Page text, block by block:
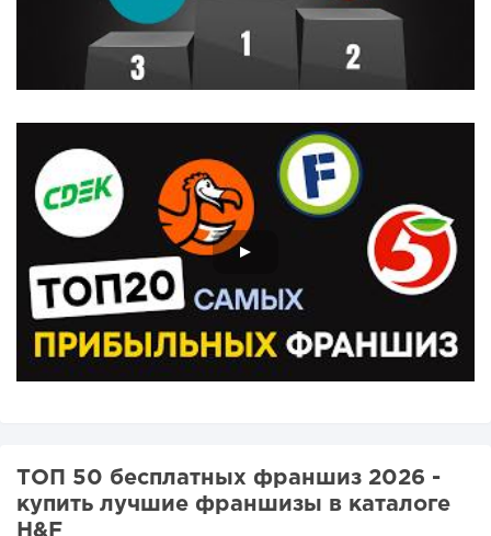
ТОП 50 бесплатных франшиз 2026 -
купить лучшие франшизы в каталоге
H&F